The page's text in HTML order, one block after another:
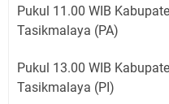
Pukul 11.00 WIB
Tasikmalaya (PA)
Pukul 13.00 WIB
Tasikmalaya (PI)